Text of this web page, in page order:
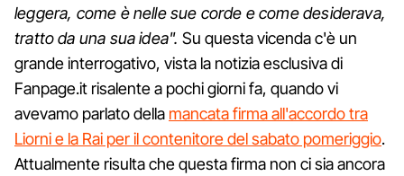
leggera, come è nelle sue corde e come desiderava,
tratto da una sua idea". Su questa vicenda c'è un
grande interrogativo, vista la notizia esclusiva di
Fanpage.it risalente a pochi giorni fa, quando vi
avevamo parlato della mancata firma all'accordo tra
Liorni e la Rai per il contenitore del sabato pomeriggio.
Attualmente risulta che questa firma non ci sia ancora